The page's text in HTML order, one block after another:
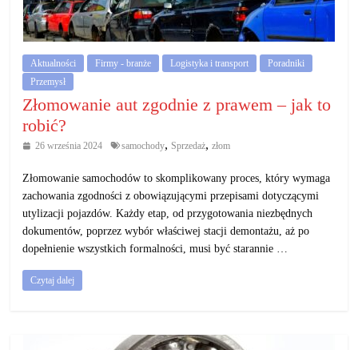
gospodarczą.
Porady
biznesowe
Aktualności Firmy - branże Logistyka i transport
Poradniki
Przemysł
Złomowanie aut zgodnie z prawem – jak to
robić?
26 września 2024 samochody, Sprzedaż, złom
Złomowanie samochodów to skomplikowany proces, który wymaga
zachowania zgodności z obowiązującymi przepisami dotyczącymi
utylizacji pojazdów. Każdy etap, od przygotowania niezbędnych
dokumentów, poprzez wybór właściwej stacji demontażu, aż po
dopełnienie wszystkich formalności, musi być starannie …
Czytaj dalej